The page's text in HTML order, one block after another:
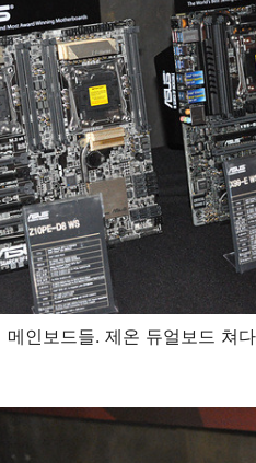
메인보드들. 제온 듀얼보드 쳐